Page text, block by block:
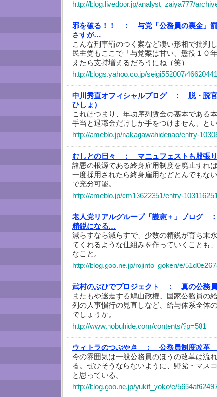
http://blog.livedoor.jp/analyst_zaiya777/
邪を破る！！ ：
与党「公務員の裏金」
さすが…
こんな刑事罰のつく案など凄い形相で批判
民主党もここで「与党案は甘い、懲役１０
えたら支持増えるだろうにね（笑）
http://blogs.yahoo.co.jp/seigi552007/
中川秀直オフィシャルブログ ：
脱・脱
ひしょ）
これはつまり、年功序列賃金の基本である
手当と退職金だけしか手をつけません、と
http://ameblo.jp/nakagawahidenao/entry-
むしとの日々 ：
マニュフェストも股張
諸悪の根源である終身雇用制度を廃止すれ
一度採用されたら終身雇用などとんでもな
で充分可能。
http://ameblo.jp/cm13622351/entry-
老人党リアルグループ「護憲＋」ブログ ：
精鋭になる…
減らすなら減らすで、少数の精鋭が育ち末
てくれるような仕組みを作っていくことも
なこと。
http://blog.goo.ne.jp/rojinto_goken/e/
武村のぶひでプロジェクト ：
真の公務
またもや迷走する鳩山政権。国家公務員の
列の人事慣行の見直しなど、給与体系全体
でしょうか。
http://www.nobuhide.com/contents/?p=581
ウィトラのつぶやき ：
公務員制度改革
今の雰囲気は一般公務員のほうの改革は流
る。ぜひそうならないように、野党・マス
と思っている。
http://blog.goo.ne.jp/yukif_yoko/e/